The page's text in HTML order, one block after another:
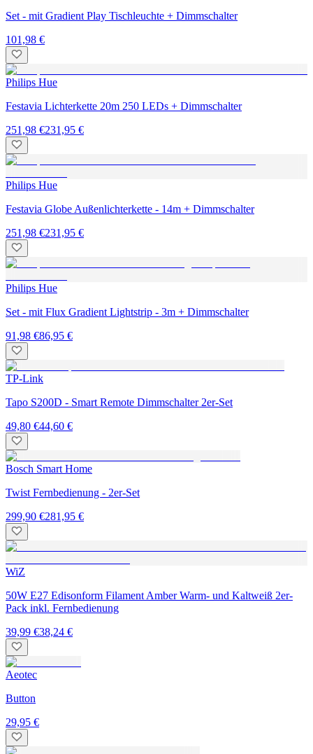
Set - mit Gradient Play Tischleuchte + Dimmschalter
101,98 €
Philips Hue
Festavia Lichterkette 20m 250 LEDs + Dimmschalter
251,98 €231,95 €
Philips Hue
Festavia Globe Außenlichterkette - 14m + Dimmschalter
251,98 €231,95 €
Philips Hue
Set - mit Flux Gradient Lightstrip - 3m + Dimmschalter
91,98 €86,95 €
TP-Link
Tapo S200D - Smart Remote Dimmschalter 2er-Set
49,80 €44,60 €
Bosch Smart Home
Twist Fernbedienung - 2er-Set
299,90 €281,95 €
WiZ
50W E27 Edisonform Filament Amber Warm- und Kaltweiß 2er-
Pack inkl. Fernbedienung
39,99 €38,24 €
Aeotec
Button
29,95 €